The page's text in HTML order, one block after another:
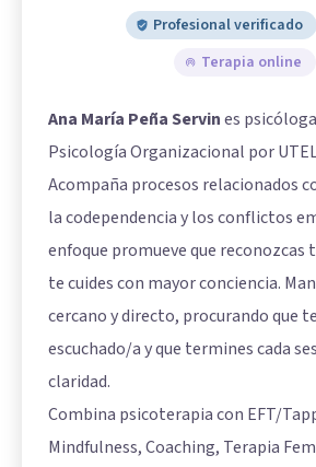
Profesional verificado
Terapia online
Ana María Peña Servines
Psicología Organizacional por
Acompaña procesos relacionados
la codependencia y los conflictos
enfoque promueve que reconozcas
te cuides con mayor conciencia.
cercano y directo, procurando que
escuchado/a y que termines cada
claridad.
Combina psicoterapia con EFT/
Mindfulness, Coaching, Terapia